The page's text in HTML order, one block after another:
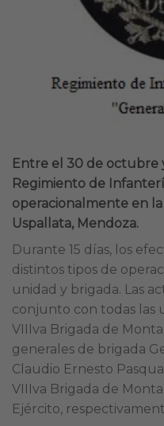
Entre el 30 de octubre
Regimiento de
operacionalmente en
Uspallata, Mendoza.
Durante 15 días, los
distintos tipos de
unidad y brigada. Las
conjunto con todas las
VIIIva Brigada de
generales de brigada
Claudio Ernesto
VIIIva Brigada de
Ejército,